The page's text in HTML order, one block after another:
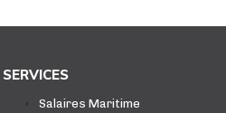
SERVICES
Salaires Maritime